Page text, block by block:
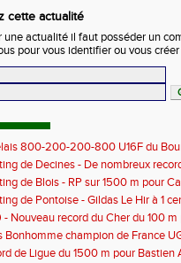
cette actualité
une actualité il faut posséder un
pour vous identifier ou vous
800-200-200-800 U16F du
de France
de Decines - De nombreux
de Blois - RP sur 1500 m pour
de Pontoise - Gildas Le Hir à 1
sur 800 m
- Nouveau record du Cher du 100
Bonhomme champion de France
de Ligue du 1500 m pour